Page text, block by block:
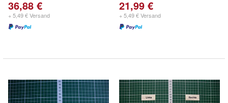
36,88 €
+ 5,49 € Versand
21,99 €
+ 5,49 € Versand